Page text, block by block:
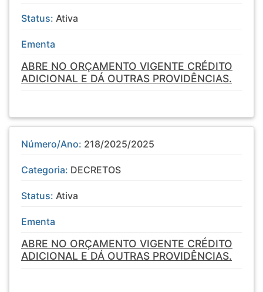
Status: Ativa
Ementa
ABRE NO ORÇAMENTO VIGENTE CRÉDITO
ADICIONAL E DÁ OUTRAS PROVIDÊNCIAS.
Número/Ano: 218/2025/2025
Categoria: DECRETOS
Status: Ativa
Ementa
ABRE NO ORÇAMENTO VIGENTE CRÉDITO
ADICIONAL E DÁ OUTRAS PROVIDÊNCIAS.